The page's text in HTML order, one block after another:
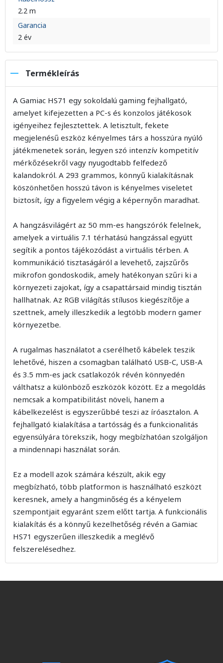
2.2 m
Garancia
2 év
Termékleírás
A Gamiac HS71 egy sokoldalú gaming fejhallgató,
amelyet kifejezetten a PC-s és konzolos játékosok
igényeihez fejlesztettek. A letisztult, fekete
megjelenésű eszköz kényelmes társ a hosszúra nyúló
játékmenetek során, legyen szó intenzív kompetitív
mérkőzésekről vagy nyugodtabb felfedező
kalandokról. A 293 grammos, könnyű kialakításnak
köszönhetően hosszú távon is kényelmes viseletet
biztosít, így a figyelem végig a képernyőn maradhat.
A hangzásvilágért az 50 mm-es hangszórók felelnek,
amelyek a virtuális 7.1 térhatású hangzással együtt
segítik a pontos tájékozódást a virtuális térben. A
kommunikáció tisztaságáról a levehető, zajszűrős
mikrofon gondoskodik, amely hatékonyan szűri ki a
környezeti zajokat, így a csapattársaid mindig tisztán
hallhatnak. Az RGB világítás stílusos kiegészítője a
szettnek, amely illeszkedik a legtöbb modern gamer
környezetbe.
A rugalmas használatot a cserélhető kábelek teszik
lehetővé, hiszen a csomagban található USB-C, USB-A
és 3.5 mm-es jack csatlakozók révén könnyedén
válthatsz a különböző eszközök között. Ez a megoldás
nemcsak a kompatibilitást növeli, hanem a
kábelkezelést is egyszerűbbé teszi az íróasztalon. A
fejhallgató kialakítása a tartósság és a funkcionalitás
egyensúlyára törekszik, hogy megbízhatóan szolgáljon
a mindennapi használat során.
Ez a modell azok számára készült, akik egy
megbízható, több platformon is használható eszközt
keresnek, amely a hangminőség és a kényelem
szempontjait egyaránt szem előtt tartja. A funkcionális
kialakítás és a könnyű kezelhetőség révén a Gamiac
HS71 egyszerűen illeszkedik a meglévő
felszerelésedhez.